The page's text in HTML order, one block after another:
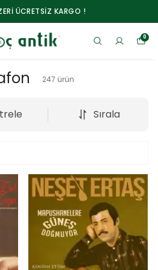
ÜCRETSİZ KARGO !
0
247 ürün
Sırala